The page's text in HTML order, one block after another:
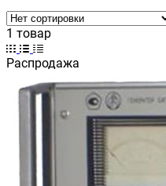
1 товар
Распродажа